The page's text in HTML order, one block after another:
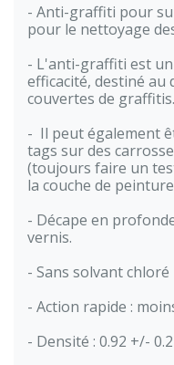
- Anti-graffiti pour
pour le nettoyage
- L'anti-graffiti est
efficacité, destiné au
couvertes de graffitis.
- Il peut également
tags sur des
(toujours faire un
la couche de
- Décape en
vernis.
- Sans solvant chloré
- Action rapide :
- Densité : 0.92 +/- 0.2